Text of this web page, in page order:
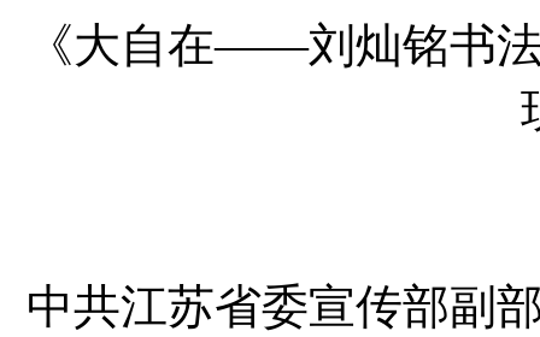
《大自在——刘灿铭书
中共江苏省委宣传部副